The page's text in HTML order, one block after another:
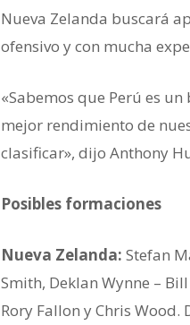
Nueva Zelanda buscará
ofensivo y con mucha
«Sabemos que Perú es
mejor rendimiento de
clasificar», dijo Anthony
Posibles formaciones
Nueva Zelanda: Stefan
Smith, Deklan Wynne –
Rory Fallon y Chris Wood.